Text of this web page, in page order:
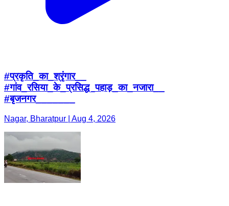
#प्रकृति_का_श्रृंगार__
#गांव_रसिया_के_प्रसिद्ध_पहाड़_का_नजारा__
#बृजनगर_______
Nagar, Bharatpur | Aug 4, 2026